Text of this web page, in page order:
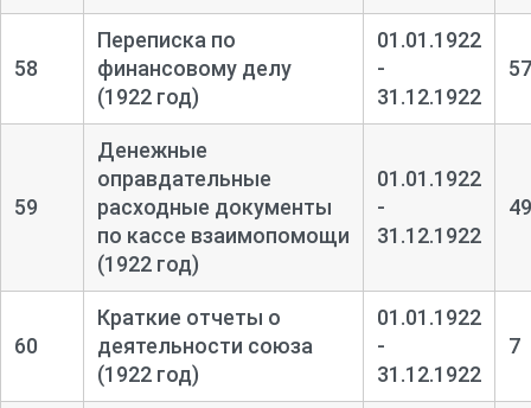
58
Переписка по
финансовому делу
(1922 год)
01.01.1922
-
31.12.1922
57
59
Денежные
оправдательные
расходные документы
по кассе взаимопомощи
(1922 год)
01.01.1922
-
31.12.1922
49
60
Краткие отчеты о
деятельности союза
(1922 год)
01.01.1922
-
31.12.1922
7